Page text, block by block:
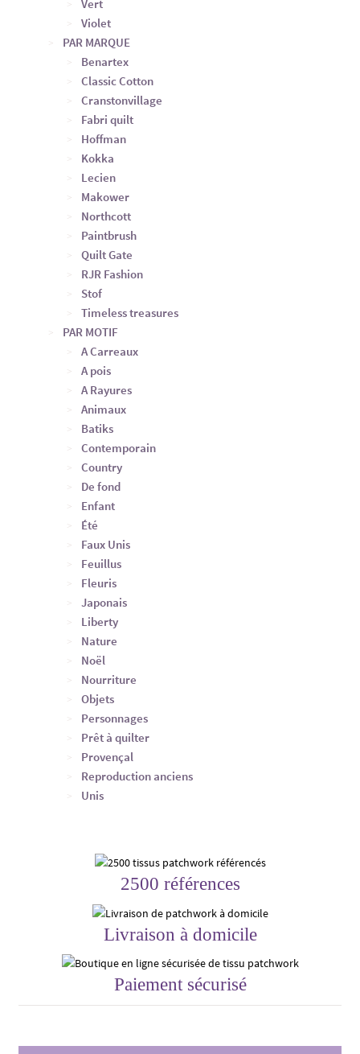
Vert
Violet
PAR MARQUE
Benartex
Classic Cotton
Cranstonvillage
Fabri quilt
Hoffman
Kokka
Lecien
Makower
Northcott
Paintbrush
Quilt Gate
RJR Fashion
Stof
Timeless treasures
PAR MOTIF
A Carreaux
A pois
A Rayures
Animaux
Batiks
Contemporain
Country
De fond
Enfant
Été
Faux Unis
Feuillus
Fleuris
Japonais
Liberty
Nature
Noël
Nourriture
Objets
Personnages
Prêt à quilter
Provençal
Reproduction anciens
Unis
2500 références
Livraison à domicile
Paiement sécurisé